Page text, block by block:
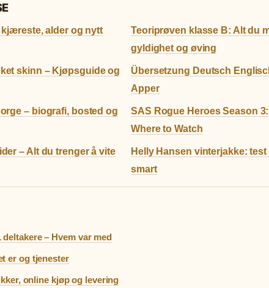
alder og nytt
Teoriprøven klasse B: Alt du
gyldighet og øving
skinn – Kjøpsguide og
Übersetzung Deutsch
Apper
– biografi, bosted og
SAS Rogue Heroes Season
Where to Watch
– Alt du trenger å vite
Helly Hansen vinterjakke:
smart
– Hvem var med
er og tjenester
online kjøp og levering